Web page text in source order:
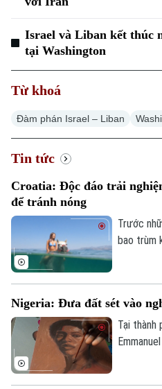
Israel và Liban kết thúc
tại Washington
Từ khoá
Đàm phán Israel – Liban
Tin tức
Croatia: Độc đáo trải
để tránh nóng
Trước
bao trùm
thể trực
biển mát
Nigeria: Đưa đất sét vào
Tại thành